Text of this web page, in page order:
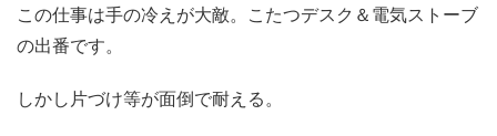
この仕事は手の冷えが大敵。こたつデスク＆電気ストーブ
の出番です。
しかし片づけ等が面倒で耐える。